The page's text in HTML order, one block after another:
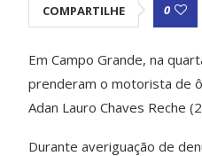
COMPARTILHE 0
Em Campo Grande, na
prenderam o motorista de
Adan Lauro Chaves Reche
Durante averiguação de